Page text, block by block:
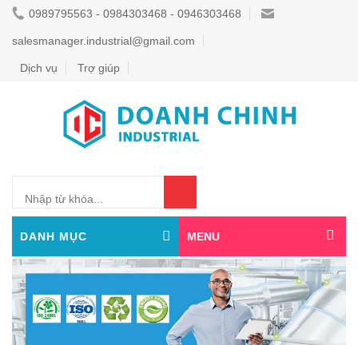
0989795563 - 0984303468 - 0946303468
salesmanager.industrial@gmail.com
Dịch vụ Trợ giúp
DANH MỤC MENU